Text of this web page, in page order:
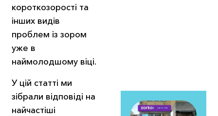
короткозорості та
інших видів
проблем із зором
уже в
наймолодшому віці.
У цій статті ми
зібрали відповіді на
найчастіші